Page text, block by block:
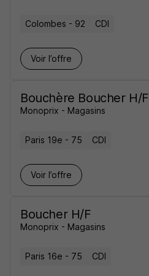
Colombes - 92 CDI
Voir l’offre
Bouchère Boucher H/F
Monoprix - Magasins
Paris 19e - 75 CDI
Voir l’offre
Boucher H/F
Monoprix - Magasins
Paris 16e - 75 CDI